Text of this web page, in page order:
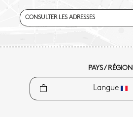
CONSULTER LES ADRESSES
PAYS / RÉGION
Langue